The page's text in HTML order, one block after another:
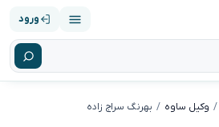
ورود
وکیل ساوه بهرنگ سراج زاده